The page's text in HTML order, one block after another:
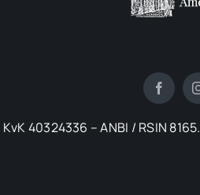
KvK 40324336 – ANBI / RSIN